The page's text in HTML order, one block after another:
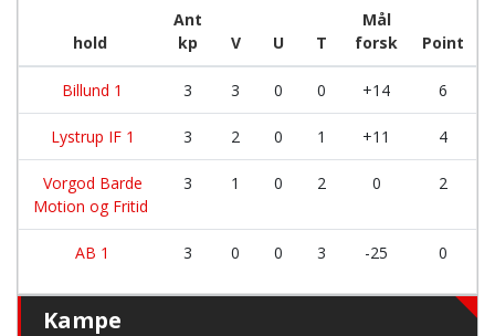
hold
Ant
kp
V U T
Mål
forsk
Point
Billund 1 3 3 0 0 +14 6
Lystrup IF 1 3 2 0 1 +11 4
Vorgod Barde
Motion og Fritid
3 1 0 2 0 2
AB 1 3 0 0 3 -25 0
Kampe